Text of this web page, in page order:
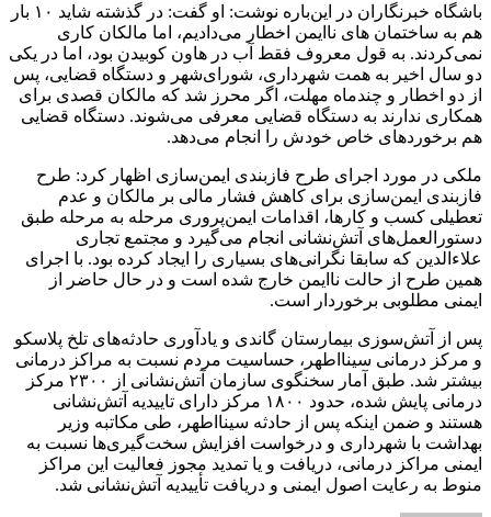
باشگاه خبرنگاران در این‌باره نوشت: او گفت: در گذشته شاید ۱۰ بار
هم به ساختمان های ناایمن اخطار می‌دادیم، اما مالکان کاری
نمی‌کردند. به قول معروف فقط آب در هاون کوبیدن بود، اما در یکی
دو سال اخیر به همت شهرداری، شورای‌شهر و دستگاه قضایی، پس
از دو اخطار و چندماه مهلت، اگر محرز شد که مالکان قصدی برای
همکاری ندارند به دستگاه قضایی معرفی می‌شوند. دستگاه قضایی
هم برخوردهای خاص خودش را انجام می‌دهد.
ملکی در مورد اجرای طرح فازبندی ایمن‌سازی اظهار کرد: طرح
فازبندی ایمن‌سازی برای کاهش فشار مالی بر مالکان و عدم
تعطیلی کسب و کارها، اقدامات ایمن‌پروری مرحله به مرحله طبق
دستورالعمل‌های آتش‌نشانی انجام می‌گیرد و مجتمع تجاری
علاء‌الدین که سابقا نگرانی‌های بسیاری را ایجاد کرده بود. با اجرای
همین طرح از حالت ناایمن خارج شده است و در حال حاضر از
ایمنی مطلوبی برخوردار است.
پس از آتش‌سوزی بیمارستان گاندی و یادآوری حادثه‌های تلخ پلاسکو
و مرکز درمانی سینااطهر، حساسیت مردم نسبت به مراکز درمانی
بیشتر شد. طبق آمار سخنگوی سازمان آتش‌نشانی از ۲۳۰۰ مرکز
درمانی پایش شده، حدود ۱۸۰۰ مرکز دارای تاییدیه آتش‌نشانی
هستند و ضمن اینکه پس از حادثه سینااطهر، طی مکاتبه وزیر
بهداشت با شهرداری و درخواست افزایش سخت‌گیری‌ها نسبت به
ایمنی مراکز درمانی، دریافت و یا تمدید مجوز فعالیت این مراکز
منوط به رعایت اصول ایمنی و دریافت تأییدیه آتش‌نشانی شد.